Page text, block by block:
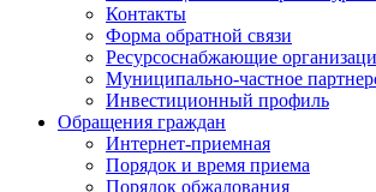
Контакты
Форма обратной связи
Ресурсоснабжающие
Муниципально-частное
Инвестиционный профиль
Обращения граждан
Интернет-приемная
Порядок и время приема
Порядок обжалования